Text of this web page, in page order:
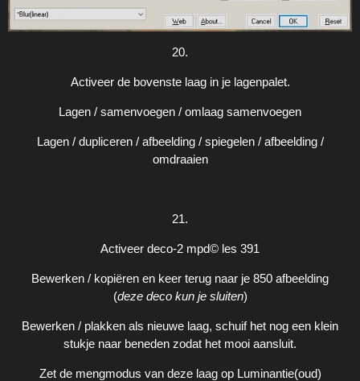
20.
Activeer de bovenste laag in je lagenpalet.
Lagen / samenvoegen / omlaag samenvoegen
Lagen / dupliceren / afbeelding / spiegelen / afbeelding /
omdraaien
21.
Activeer deco-2 mpd© les 391
Bewerken / kopiëren en keer terug naar je 850 afbeelding
(deze deco kun je sluiten)
Bewerken / plakken als nieuwe laag, schuif het nog een klein
stukje naar beneden zodat het mooi aansluit.
Zet de mengmodus van deze laag op Luminantie(oud)